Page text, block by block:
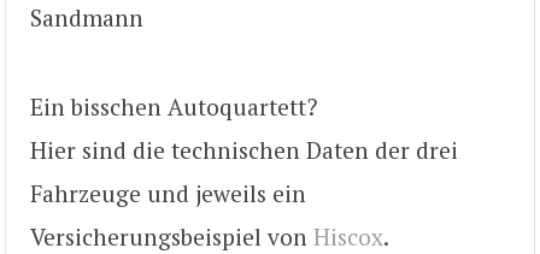
Sandmann
Ein bisschen Autoquartett?
Hier sind die technischen Daten der drei
Fahrzeuge und jeweils ein
Versicherungsbeispiel von Hiscox.